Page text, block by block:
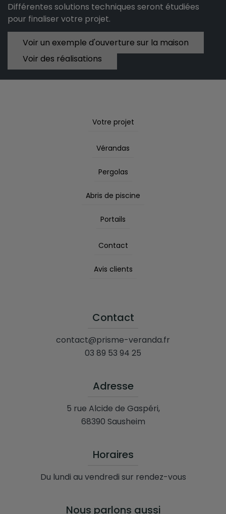
Différentes solutions techniques seront étudiées
pour finaliser votre projet.
Voir un exemple d'ouverture sur la maison
Voir des réalisations
Votre projet
Vérandas
Pergolas
Abris de piscine
Portails
Contact
Avis clients
Contact
contact@prisme-veranda.fr
03 89 53 94 25
Adresse
5 rue Alcide de Gaspéri,
68390 Sausheim
Horaires
Du lundi au vendredi sur rendez-vous
Nous parlons aussi